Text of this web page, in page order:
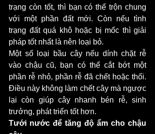
trạng còn tốt, thì bạn có thể trộn chung
với một phần đất mới. Còn nếu tình
trạng đất quá khô hoặc bị mốc thì giải
pháp tốt nhất là nên loại bỏ.
Một số loại bầu cây nếu dính chặt rễ
vào chậu cũ, bạn có thể cắt bớt một
phần rễ nhỏ, phần rễ đã chết hoặc thối.
Điều này không làm chết cây mà ngược
lại còn giúp cây nhanh bén rễ, sinh
trưởng, phát triển tốt hơn.
Tưới nước để tăng độ ẩm cho chậu